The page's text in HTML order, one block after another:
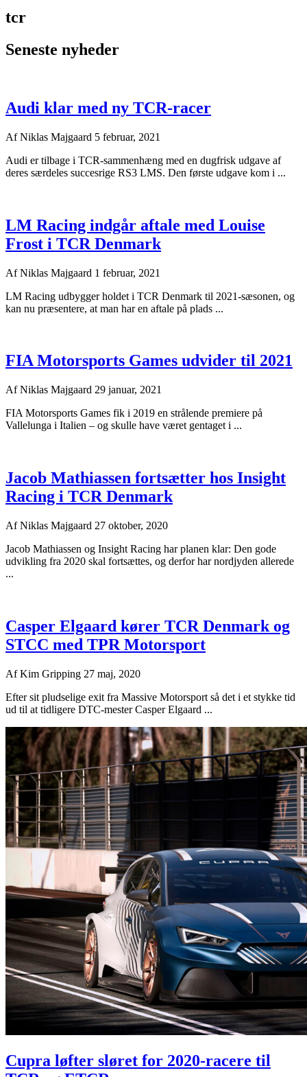
tcr
Seneste nyheder
Audi klar med ny TCR-racer
AfNiklas Majgaard 5 februar, 2021
Audi er tilbage i TCR-sammenhæng med en dugfrisk udgave af
deres særdeles succesrige RS3 LMS. Den første udgave kom i ...
LM Racing indgår aftale med Louise
Frost i TCR Denmark
AfNiklas Majgaard 1 februar, 2021
LM Racing udbygger holdet i TCR Denmark til 2021-sæsonen, og
kan nu præsentere, at man har en aftale på plads ...
FIA Motorsports Games udvider til 2021
AfNiklas Majgaard 29 januar, 2021
FIA Motorsports Games fik i 2019 en strålende premiere på
Vallelunga i Italien – og skulle have været gentaget i ...
Jacob Mathiassen fortsætter hos Insight
Racing i TCR Denmark
AfNiklas Majgaard 27 oktober, 2020
Jacob Mathiassen og Insight Racing har planen klar: Den gode
udvikling fra 2020 skal fortsættes, og derfor har nordjyden allerede
...
Casper Elgaard kører TCR Denmark og
STCC med TPR Motorsport
AfKim Gripping 27 maj, 2020
Efter sit pludselige exit fra Massive Motorsport så det i et stykke tid
ud til at tidligere DTC-mester Casper Elgaard ...
Cupra løfter sløret for 2020-racere til